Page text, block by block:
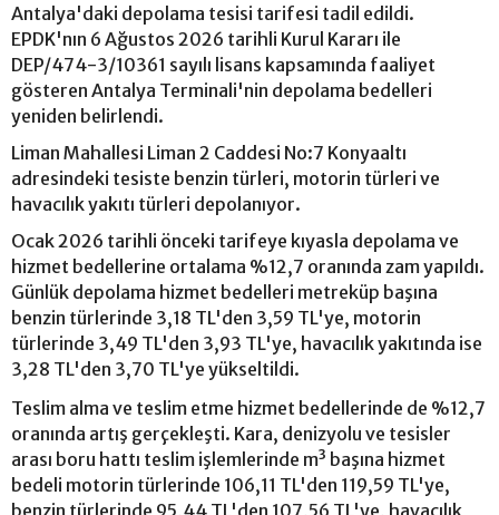
Antalya'daki depolama tesisi tarifesi tadil edildi.
EPDK'nın 6 Ağustos 2026 tarihli Kurul Kararı ile
DEP/474-3/10361 sayılı lisans kapsamında faaliyet
gösteren Antalya Terminali'nin depolama bedelleri
yeniden belirlendi.
Liman Mahallesi Liman 2 Caddesi No:7 Konyaaltı
adresindeki tesiste benzin türleri, motorin türleri ve
havacılık yakıtı türleri depolanıyor.
Ocak 2026 tarihli önceki tarifeye kıyasla depolama ve
hizmet bedellerine ortalama %12,7 oranında zam yapıldı.
Günlük depolama hizmet bedelleri metreküp başına
benzin türlerinde 3,18 TL'den 3,59 TL'ye, motorin
türlerinde 3,49 TL'den 3,93 TL'ye, havacılık yakıtında ise
3,28 TL'den 3,70 TL'ye yükseltildi.
Teslim alma ve teslim etme hizmet bedellerinde de %12,7
oranında artış gerçekleşti. Kara, denizyolu ve tesisler
arası boru hattı teslim işlemlerinde m³ başına hizmet
bedeli motorin türlerinde 106,11 TL'den 119,59 TL'ye,
benzin türlerinde 95,44 TL'den 107,56 TL'ye, havacılık